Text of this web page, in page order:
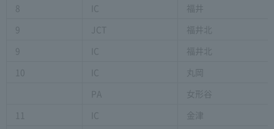
8
IC
福井
9
JCT
福井北
9
IC
福井北
10
IC
丸岡
PA
女形谷
11
IC
金津